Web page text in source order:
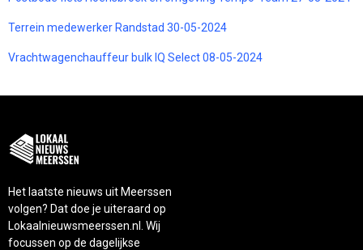
Terrein medewerker Randstad 30-05-2024
Vrachtwagenchauffeur bulk IQ Select 08-05-2024
Het laatste nieuws uit Meerssen
volgen? Dat doe je uiteraard op
Lokaalnieuwsmeerssen.nl. Wij
focussen op de dagelijkse